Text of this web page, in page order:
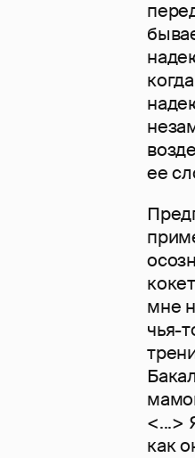
ее
мне
чья-
<...>
как